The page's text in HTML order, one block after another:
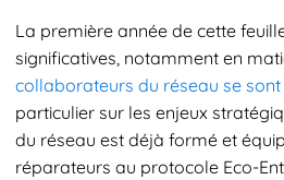
La première année de cette
significatives, notamment en
collaborateurs du réseau se sont
particulier sur les enjeux
du réseau est déjà formé et
réparateurs au protocole Eco-